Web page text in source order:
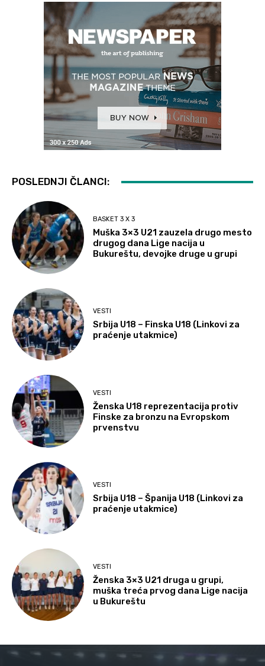
POSLEDNJI ČLANCI:
BASKET 3 X 3
Muška 3×3 U21 zauzela drugo mesto
drugog dana Lige nacija u
Bukureštu, devojke druge u grupi
VESTI
Srbija U18 – Finska U18 (Linkovi za
praćenje utakmice)
VESTI
Ženska U18 reprezentacija protiv
Finske za bronzu na Evropskom
prvenstvu
VESTI
Srbija U18 – Španija U18 (Linkovi za
praćenje utakmice)
VESTI
Ženska 3×3 U21 druga u grupi,
muška treća prvog dana Lige nacija
u Bukureštu